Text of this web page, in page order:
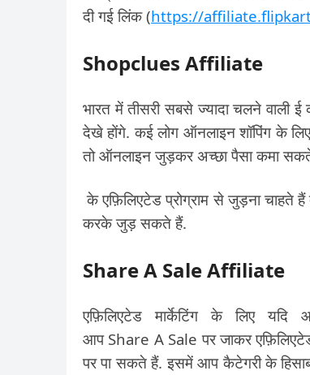
दी गई लिंक (https://
Shopclues Affiliate
भारत में तीसरी सबसे ज्यादा चलने वाली
देखे होंगे. कई लोग ऑनलाइन शॉपिंग के
तो ऑनलाइन जुड़कर अच्छा पैसा कमा
के एफ़िलिएटेड प्रोग्राम से जुड़ना चाहते हैं
करके जुड़ सकते हैं.
Share A Sale Affiliate
एफ़िलिएटेड मार्केटिंग के लिए
आप Share A Sale पर जाकर
पर पा सकते हैं. इसमें आप कैटेगरी के